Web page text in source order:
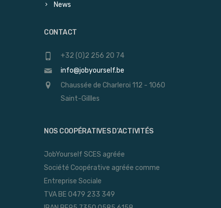
News
CONTACT
+32 (0)2 256 20 74
info@jobyourself.be
Chaussée de Charleroi 112 - 1060
Saint-Gillles
NOS COOPÉRATIVES D’ACTIVITÉS
JobYourself SCES agréée
Société Coopérative agréée comme
Entreprise Sociale
TVA BE 0479 233 349